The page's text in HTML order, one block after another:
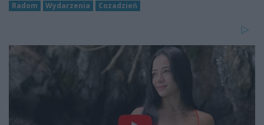
Radom Wydarzenia Cozadzień